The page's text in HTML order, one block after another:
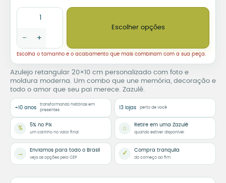
Azulejo retangular 20×10 cm personalizado com foto e
moldura moderna. Um combo que une memória, decoração e
todo o amor que seu pai merece. Zazulê.
Combo Dia dos Pais – Azulejo Personalizado com Foto e
− +
Escolher opções
Escolha o tamanho e o acabamento que mais combinam com a sua peça.
+10 anos
transformando histórias em
presentes
13 lojas perto de você
% 5% no Pix
um carinho no valor final
⌂ Retire em uma Zazulê
quando estiver disponível
→ Enviamos para todo o Brasil
veja as opções pelo CEP
✓ Compra tranquila
do começo ao fim